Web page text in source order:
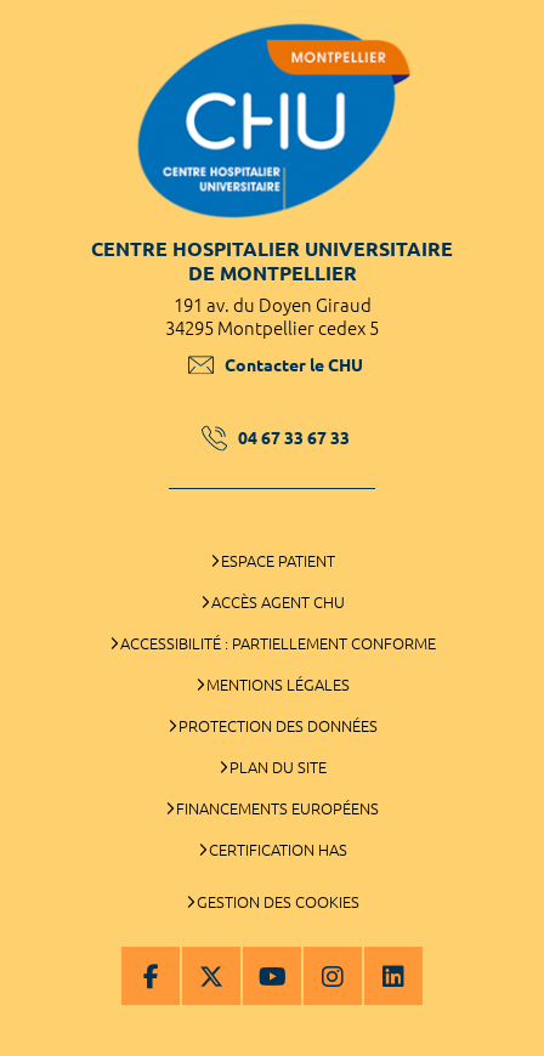
CENTRE HOSPITALIER UNIVERSITAIRE
DE MONTPELLIER
191 av. du Doyen Giraud
34295 Montpellier cedex 5
Contacter le CHU
04 67 33 67 33
ESPACE PATIENT
ACCÈS AGENT CHU
ACCESSIBILITÉ : PARTIELLEMENT CONFORME
MENTIONS LÉGALES
PROTECTION DES DONNÉES
PLAN DU SITE
FINANCEMENTS EUROPÉENS
CERTIFICATION HAS
GESTION DES COOKIES